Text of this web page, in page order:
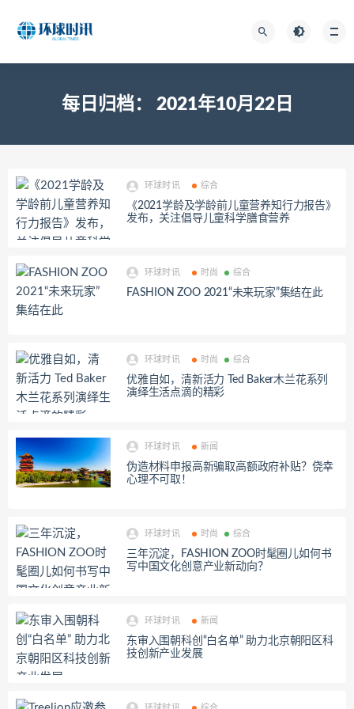
每日归档： 2021年10月22日
环球时讯 综合
《2021学龄及学龄前儿童营养知行力报告》
发布，关注倡导儿童科学膳食营养
环球时讯 时尚 综合
FASHION ZOO 2021“未来玩家”集结在此
环球时讯 时尚 综合
优雅自如，清新活力 Ted Baker木兰花系列
演绎生活点滴的精彩
环球时讯 新闻
伪造材料申报高新骗取高额政府补贴？侥幸
心理不可取！
环球时讯 时尚 综合
三年沉淀，FASHION ZOO时髦圈儿如何书
写中国文化创意产业新动向？
环球时讯 新闻
东审入围朝科创“白名单” 助力北京朝阳区科
技创新产业发展